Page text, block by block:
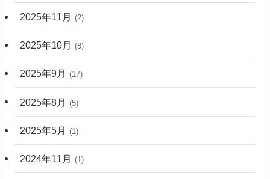
2025年11月 (2)
2025年10月 (8)
2025年9月 (17)
2025年8月 (5)
2025年5月 (1)
2024年11月 (1)